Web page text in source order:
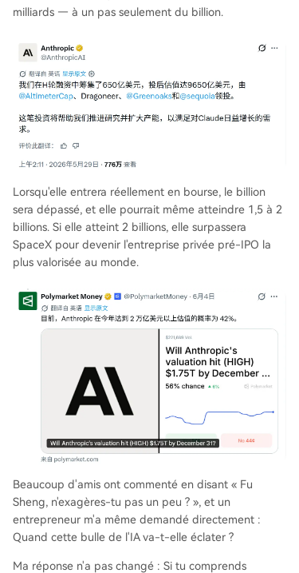
milliards — à un pas seulement du billion.
Lorsqu'elle entrera réellement en bourse, le billion
sera dépassé, et elle pourrait même atteindre 1,5 à 2
billions. Si elle atteint 2 billions, elle surpassera
SpaceX pour devenir l'entreprise privée pré-IPO la
plus valorisée au monde.
Beaucoup d'amis ont commenté en disant « Fu
Sheng, n'exagères-tu pas un peu ? », et un
entrepreneur m'a même demandé directement :
Quand cette bulle de l'IA va-t-elle éclater ?
Ma réponse n'a pas changé : Si tu comprends